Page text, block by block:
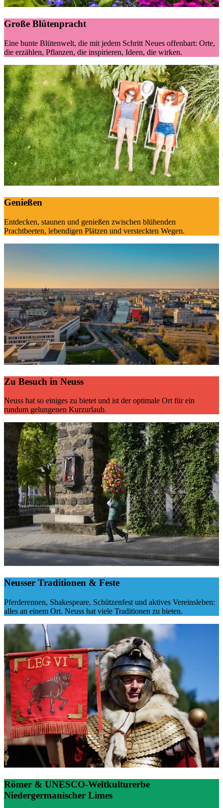
Große Blütenpracht
Eine bunte Blütenwelt, die mit jedem Schritt Neues offenbart: Orte,
die erzählen, Pflanzen, die inspirieren, Ideen, die wirken.
Genießen
Entdecken, staunen und genießen zwischen blühenden
Prachtbeeten, lebendigen Plätzen und versteckten Wegen.
Zu Besuch in Neuss
Neuss hat so einiges zu bietet und ist der optimale Ort für ein
rundum gelungenen Kurzurlaub.
Neusser Traditionen & Feste
Pferderennen, Shakespeare, Schützenfest und aktives Vereinsleben:
alles an einem Ort. Neuss hat viele Traditionen zu bieten.
Römer & UNESCO-Weltkulturerbe
Niedergermanischer Limes